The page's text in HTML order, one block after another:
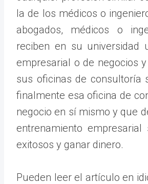
la de los médicos o
abogados, médicos o
reciben en su universidad
empresarial o de negocios
sus oficinas de consultoría
finalmente esa oficina de
negocio en sí mismo y que
entrenamiento
exitosos y ganar dinero.
Pueden leer el artículo en